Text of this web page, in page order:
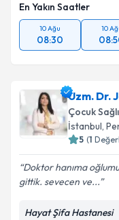
En Yakın Saatler
10 Ağu
08:30
10
Uzm. Dr.
Çocuk
İstanbul,
5 (1
Doktor hanıma
gittik. sevecen ve...
Hayat Şifa Hastanesi